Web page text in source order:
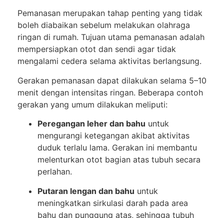
Pemanasan merupakan tahap penting yang tidak
boleh diabaikan sebelum melakukan olahraga
ringan di rumah. Tujuan utama pemanasan adalah
mempersiapkan otot dan sendi agar tidak
mengalami cedera selama aktivitas berlangsung.
Gerakan pemanasan dapat dilakukan selama 5–10
menit dengan intensitas ringan. Beberapa contoh
gerakan yang umum dilakukan meliputi:
Peregangan leher dan bahu untuk
mengurangi ketegangan akibat aktivitas
duduk terlalu lama. Gerakan ini membantu
melenturkan otot bagian atas tubuh secara
perlahan.
Putaran lengan dan bahu untuk
meningkatkan sirkulasi darah pada area
bahu dan punggung atas, sehingga tubuh